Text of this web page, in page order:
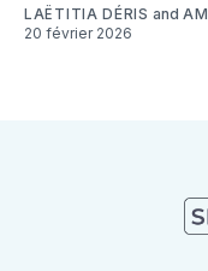
LAËTITIA DÉRIS and
20 février 2026